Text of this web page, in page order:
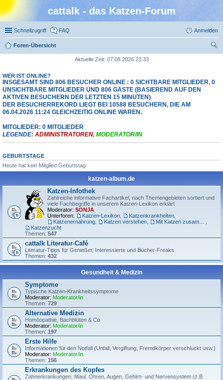
cattalk - das Katzen-Forum
Schnellzugriff FAQ Anmelden
Foren-Übersicht
Aktuelle Zeit: 07.08.2026 23:33
WER IST ONLINE?
INSGESAMT SIND 806 BESUCHER ONLINE : 0 SICHTBARE MITGLIEDER, 0
UNSICHTBARE MITGLIEDER UND 806 GÄSTE (BASIEREND AUF DEN
AKTIVEN BESUCHERN DER LETZTEN 15 MINUTEN)
DER BESUCHERREKORD LIEGT BEI 10588 BESUCHERN, DIE AM
06.04.2026 11:24 GLEICHZEITIG ONLINE WAREN.
MITGLIEDER: 0 MITGLIEDER
LEGENDE: ADMINISTRATOREN, MODERATOR/IN
GEBURTSTAGE
Heute hat kein Mitglied Geburtstag
katzen-album.de
Katzen-Infothek
Zahlreiche informative Fachartikel, nach Themengebieten sortiert und
viele Fachbegriffe in unserem Katzen-Lexikon erklärt
Moderator: SONJA
Unterforen:
Katzen-Lexikon Katzenkrankheiten
Katzenernährung
Katzen verstehen
Katzenzucht
Themen: 547
cattalk Literatur-Café
Literatur-Tipps für Genießer, Interessierte und Bücher-Freaks
Themen: 432
Gesundheit & Medizin
Symptome
Typische Katzen-Krankheitssymptome
Moderator: Moderator/in
Themen: 729
Alternative Medizin
Homöopathie, Bachblüten & Co
Moderator: Moderator/in
Themen: 197
Erste Hilfe
Informationen für den Notfall (Unfall, Vergiftung, Fremdkörper verschluckt usw.)
Moderator: Moderator/in
Themen: 156
Erkrankungen des Kopfes
Zahnerkrankungen, Maul, Ohren, Augen, Gehirn- und Nervensystem (z.B.